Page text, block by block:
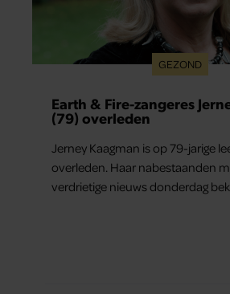
GEZOND
Earth & Fire-zangeres
(79) overleden
Jerney Kaagman is op 79-jarige
overleden. Haar nabestaanden
verdrietige nieuws donderdag